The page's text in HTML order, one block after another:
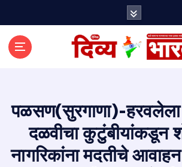
पळसण(सुरगाणा)-हरवलेला
दळवीचा कुटुंबीयांकडून
नागरिकांना मदतीचे